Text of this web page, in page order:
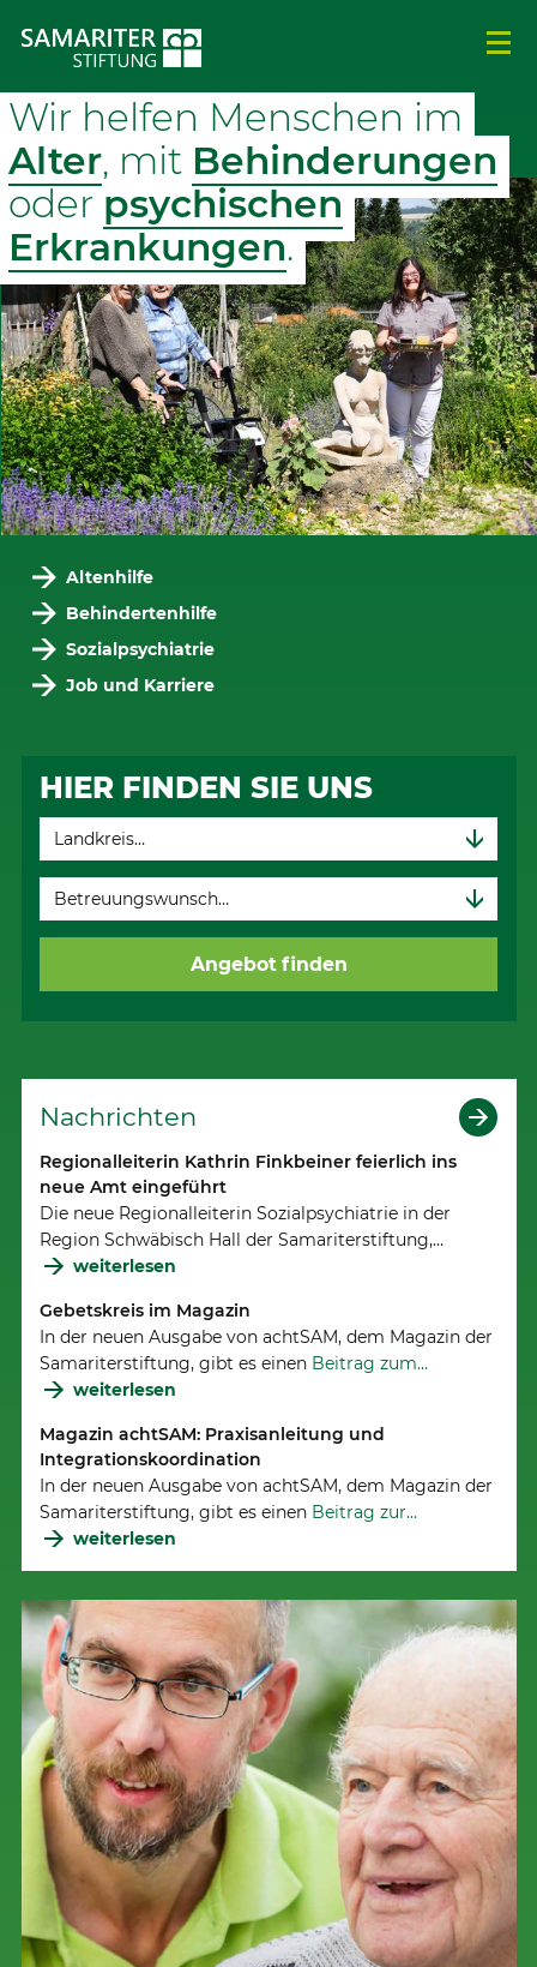
Wir helfen Menschen im
Alter, mit Behinderungen
oder psychischen
Erkrankungen.
Altenhilfe
Behindertenhilfe
Sozialpsychiatrie
Job und Karriere
HIER FINDEN SIE UNS
Angebot finden
Nachrichten
Regionalleiterin Kathrin Finkbeiner feierlich ins
neue Amt eingeführt
Die neue Regionalleiterin Sozialpsychiatrie in der
Region Schwäbisch Hall der Samariterstiftung,…
weiterlesen
Gebetskreis im Magazin
In der neuen Ausgabe von achtSAM, dem Magazin der
Samariterstiftung, gibt es einen Beitrag zum…
weiterlesen
Magazin achtSAM: Praxisanleitung und
Integrationskoordination
In der neuen Ausgabe von achtSAM, dem Magazin der
Samariterstiftung, gibt es einen Beitrag zur…
weiterlesen